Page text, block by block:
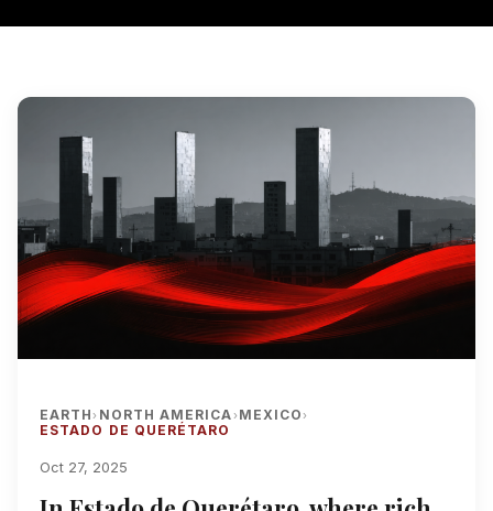
EARTH› NORTH AMERICA› MEXICO›
ESTADO DE QUERÉTARO
Oct 27, 2025